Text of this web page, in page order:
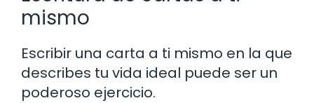
mismo
Escribir una carta a ti mismo en la que
describes tu vida ideal puede ser un
poderoso ejercicio.